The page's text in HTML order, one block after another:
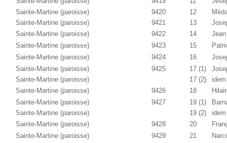
Sainte-Martine (paroisse)
9420 12
Sainte-Martine (paroisse)
9421 13
Sainte-Martine (paroisse)
9422 14
Sainte-Martine (paroisse)
9423 15
Sainte-Martine (paroisse)
9424 16
Sainte-Martine (paroisse)
9425 17 (1)
Sainte-Martine (paroisse)
17 (2)
idem
Sainte-Martine (paroisse)
9426 18
Sainte-Martine (paroisse)
9427 19 (1)
Sainte-Martine (paroisse)
19 (2)
idem
Sainte-Martine (paroisse)
9428 20
Sainte-Martine (paroisse)
9429 21